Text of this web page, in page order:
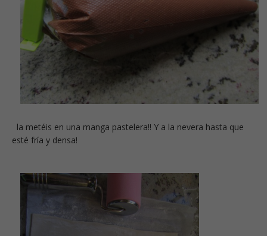
la metéis en una manga pastelera!! Y a la nevera hasta que
esté fría y densa!